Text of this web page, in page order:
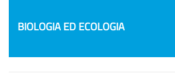
BIOLOGIA ED ECOLOGIA